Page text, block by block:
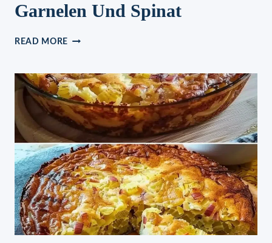
Garnelen Und Spinat
READ MORE SÜSSKARTOFFEL-P
ARNELEN U
ND S
PINAT